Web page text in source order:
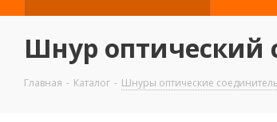
Шнур оптический
Главная - Каталог - Шнуры оптические